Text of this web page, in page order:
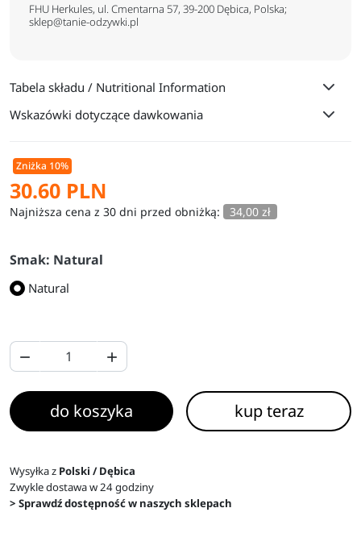
FHU Herkules, ul. Cmentarna 57, 39-200 Dębica, Polska;
sklep@tanie-odzywki.pl
Tabela składu / Nutritional Information
Wskazówki dotyczące dawkowania
Zniżka 10%
30.60 PLN
Najniższa cena z 30 dni przed obniżką: 34,00 zł
Smak: Natural
Natural
 
do koszyka kup teraz
Wysyłka z Polski / Dębica
Zwykle dostawa w 24 godziny
> Sprawdź dostępność w naszych sklepach